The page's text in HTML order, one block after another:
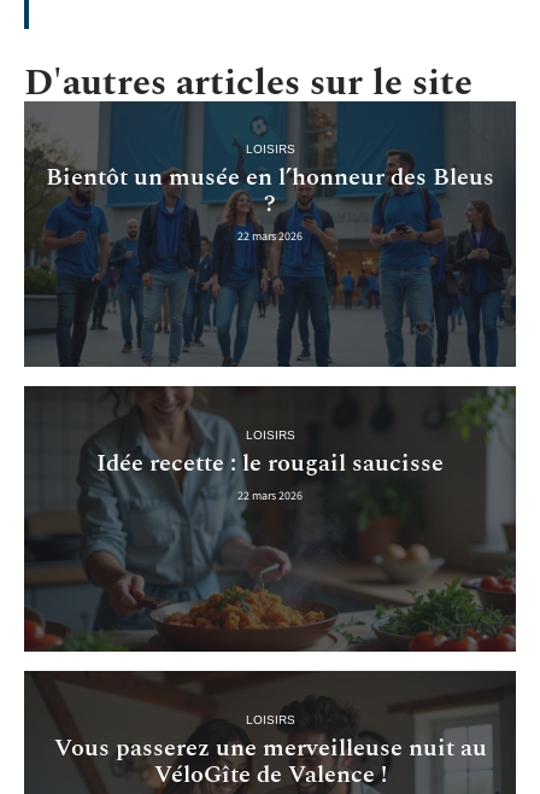
D'autres articles sur le site
LOISIRS
Bientôt un musée en l’honneur des Bleus
?
22 mars 2026
LOISIRS
Idée recette : le rougail saucisse
22 mars 2026
LOISIRS
Vous passerez une merveilleuse nuit au
VéloGîte de Valence !